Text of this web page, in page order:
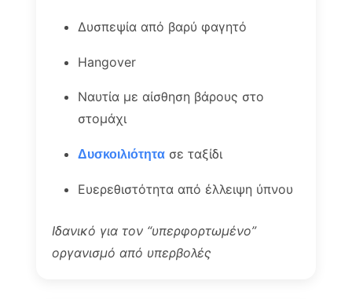
Δυσπεψία από βαρύ φαγητό
Hangover
Ναυτία με αίσθηση βάρους στο
στομάχι
Δυσκοιλιότητα σε ταξίδι
Ευερεθιστότητα από έλλειψη ύπνου
Ιδανικό για τον “υπερφορτωμένο”
οργανισμό από υπερβολές